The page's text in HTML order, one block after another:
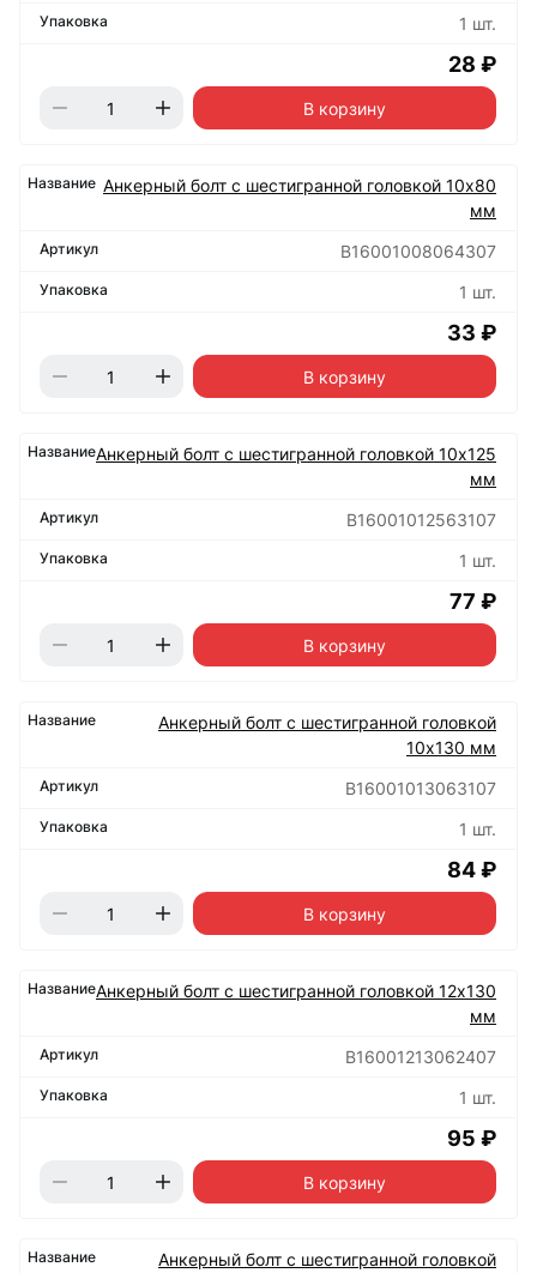
1 шт.
28 ₽
В корзину
Анкерный болт с шестигранной головкой 10х80
мм
B16001008064307
1 шт.
33 ₽
В корзину
Анкерный болт с шестигранной головкой 10х125
мм
B16001012563107
1 шт.
77 ₽
В корзину
Анкерный болт с шестигранной головкой
10х130 мм
B16001013063107
1 шт.
84 ₽
В корзину
Анкерный болт с шестигранной головкой 12х130
мм
B16001213062407
1 шт.
95 ₽
В корзину
Анкерный болт с шестигранной головкой